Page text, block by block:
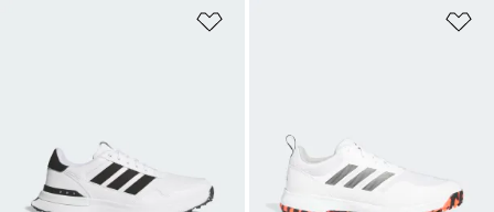
Pridať do zoznamu želaných